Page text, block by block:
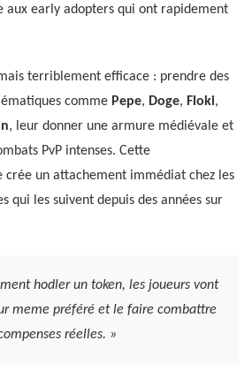
aux early adopters qui ont rapidement
terriblement efficace : prendre des
comme Pepe, Doge, Floki,
, leur donner une armure médiévale et
PvP intenses. Cette
un attachement immédiat chez les
qui les suivent depuis des années sur
hodler un token, les joueurs vont
meme préféré et le faire combattre
réelles. »